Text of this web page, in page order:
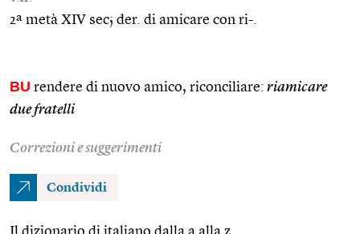
2ª metà XIV sec; der. di amicare con ri-.
BU rendere di nuovo amico, riconciliare: riamicare
due fratelli
Correzioni e suggerimenti
Condividi